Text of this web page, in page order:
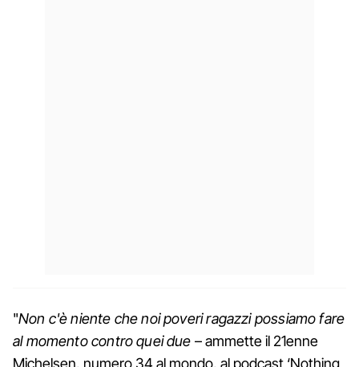
"Non c'è niente che noi poveri ragazzi possiamo fare
al momento contro quei due – ammette il 21enne
Michelsen, numero 34 al mondo, al podcast ‘Nothing